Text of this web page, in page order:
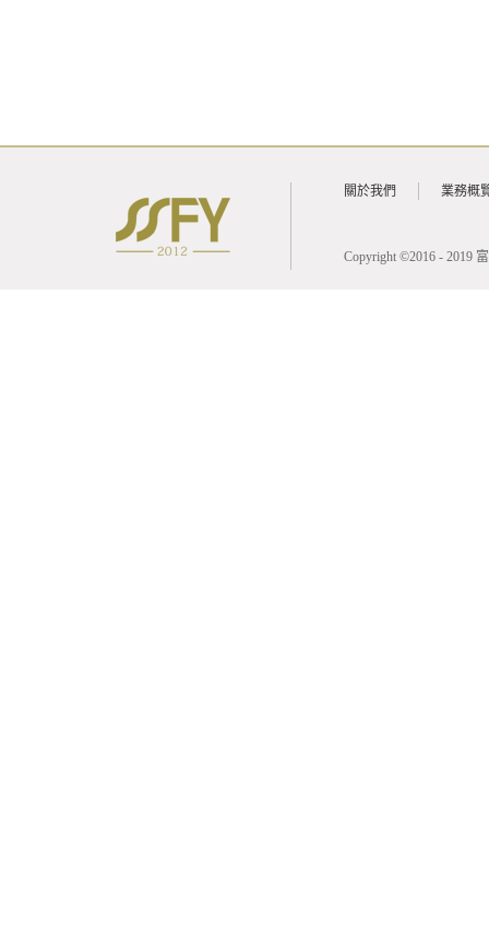
關於我們 業務概
Copyright ©2016 - 2019